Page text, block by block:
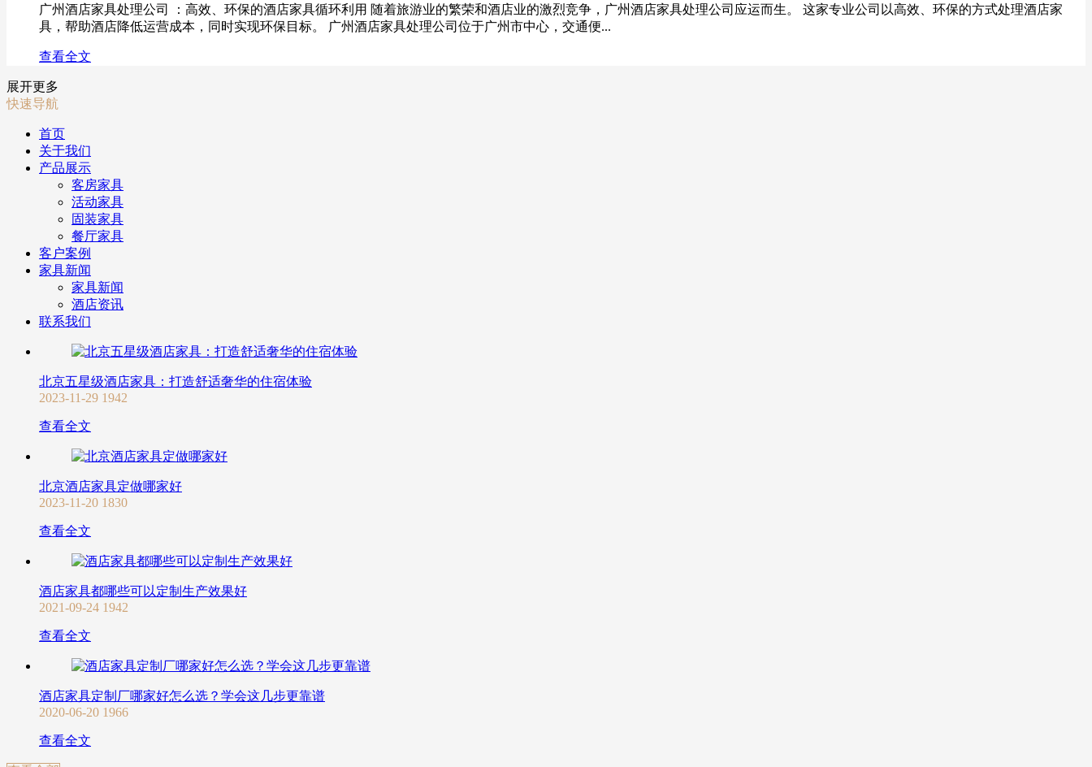
广州酒店家具处理公司 ：高效、环保的酒店家具循环利用 随着旅游业的繁荣和酒店业的激烈竞争，广州酒店家具处理公司应运而生。 这家专业公司以高效、环保的方式处理酒店家
具，帮助酒店降低运营成本，同时实现环保目标。 广州酒店家具处理公司位于广州市中心，交通便...
查看全文
展开更多
快速导航
首页
关于我们
产品展示
客房家具
活动家具
固装家具
餐厅家具
客户案例
家具新闻
家具新闻
酒店资讯
联系我们
北京五星级酒店家具：打造舒适奢华的住宿体验
2023-11-29 1942
查看全文
北京酒店家具定做哪家好
2023-11-20 1830
查看全文
酒店家具都哪些可以定制生产效果好
2021-09-24 1942
查看全文
酒店家具定制厂哪家好怎么选？学会这几步更靠谱
2020-06-20 1966
查看全文